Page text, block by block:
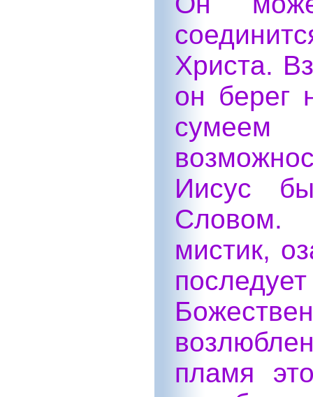
Христа.
он берег
Иисус
мистик,
пламя